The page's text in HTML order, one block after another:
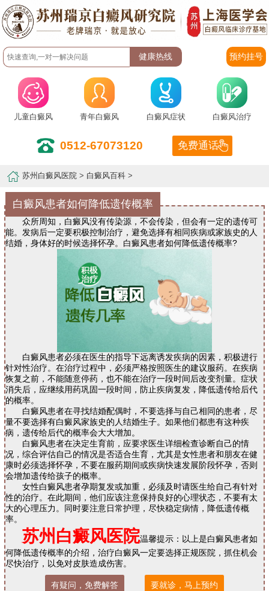
预约挂号
儿童白癜风 青年白癜风 白癜风症状 白癜风治疗
0512-67073120 免费通话
苏州白癜风医院 > 白癜风百科 >
白癜风患者如何降低遗传概率
众所周知，白癜风没有传染源，不会传染，但会有一定的遗传可
能。发病后一定要积极控制治疗，避免选择有相同疾病或家族史的人
结婚，身体好的时候选择怀孕。白癜风患者如何降低遗传概率?
白癜风患者必须在医生的指导下远离诱发疾病的因素，积极进行
针对性治疗。在治疗过程中，必须严格按照医生的建议服药。在疾病
恢复之前，不能随意停药，也不能在治疗一段时间后改变剂量。症状
消失后，应继续用药巩固一段时间，防止疾病复发，降低遗传给后代
的概率。
白癜风患者在寻找结婚配偶时，不要选择与自己相同的患者，尽
量不要选择有白癜风家族史的人结婚生子。如果他们都患有这种疾
病，遗传给后代的概率会大大增加。
白癜风患者在决定生育前，应要求医生详细检查诊断自己的情
况，综合评估自己的情况是否适合生育，尤其是女性患者和朋友在健
康时必须选择怀孕，不要在服药期间或疾病快速发展阶段怀孕，否则
会增加遗传给孩子的概率。
女性白癜风患者孕期复发或加重，必须及时请医生给自己有针对
性的治疗。在此期间，他们应该注意保持良好的心理状态，不要有太
大的心理压力。同时要注意日常护理，尽快稳定病情，降低遗传概
率。
苏州白癜风医院温馨提示：以上是白癜风患者如
何降低遗传概率的介绍，治疗白癜风一定要选择正规医院，抓住机会
尽快治疗，以免对皮肤造成伤害。
有疑问，免费解答 要就诊，马上预约